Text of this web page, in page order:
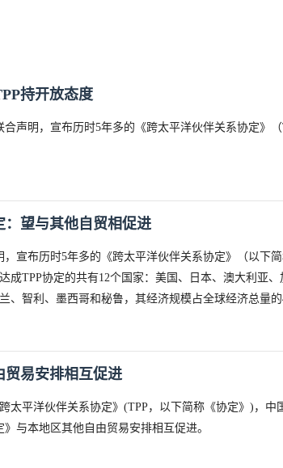
持开放态度
声明，宣布历时5年多的《跨太平洋伙伴关系协定》
：望与其他自贸相促进
宣布历时5年多的《跨太平洋伙伴关系协定》（以下
成TPP协定的共有12个国家：美国、日本、澳大利亚
、智利、墨西哥和秘鲁，其经济规模占全球经济总量的
贸易安排相互促进
太平洋伙伴关系协定》(TPP，以下简称《协定》)，中
与本地区其他自由贸易安排相互促进。